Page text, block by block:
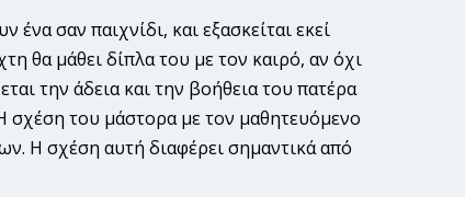
ένα σαν παιχνίδι, και εξασκείται εκεί
θα μάθει δίπλα του με τον καιρό, αν όχι
την άδεια και την βοήθεια του πατέρα
σχέση του μάστορα με τον μαθητευόμενο
Η σχέση αυτή διαφέρει σημαντι­κά από